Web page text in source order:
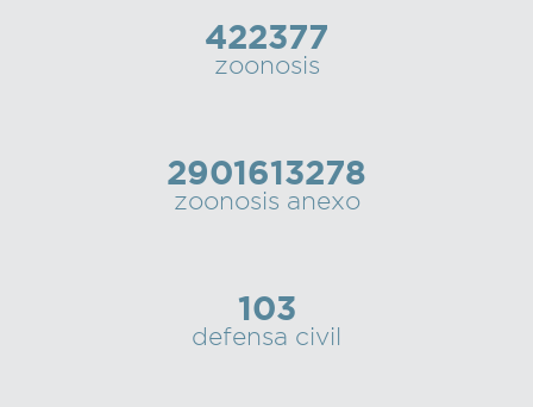
422377
zoonosis
2901613278
zoonosis anexo
103
defensa civil